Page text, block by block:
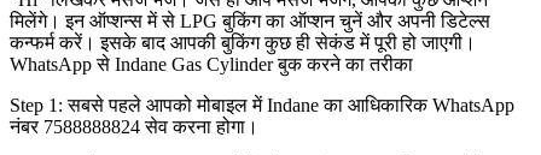
मिलेंगे। इन ऑप्शन्स में से LPG बुकिंग का ऑप्शन चुनें और अपनी डिटेल्स
कन्फर्म करें। इसके बाद आपकी बुकिंग कुछ ही सेकंड में पूरी हो जाएगी।
WhatsApp से Indane Gas Cylinder बुक करने का तरीका
Step 1: सबसे पहले आपको मोबाइल में Indane का आधिकारिक WhatsApp
नंबर 7588888824 सेव करना होगा।